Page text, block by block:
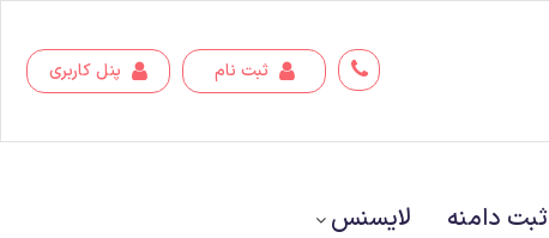
پنل کاربری ثبت نام
ثبت دامنه لایسنس‌